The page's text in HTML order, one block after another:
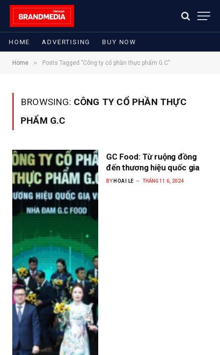
HOME ADVERTISING BUY NOW
Home » Posts Tagged "Công ty cổ phần thực phẩm G.C"
BROWSING: CÔNG TY CỔ PHẦN THỰC
PHẨM G.C
GC Food: Từ ruộng đồng
đến thương hiệu quốc gia
BY HOAI LE THÁNG 11 6, 2024